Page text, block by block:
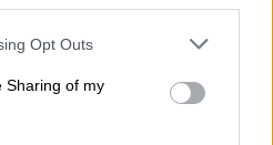
app uses one or more Google
behaviour. You may click to
and its third-party tags to
purposes in below Google
Opt Outs
Sharing of my